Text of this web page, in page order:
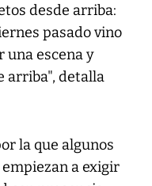
desde arriba:
pasado vino
una escena y
arriba", detalla
la que algunos
a exigir